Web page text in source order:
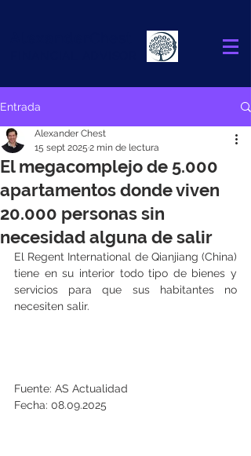
Entrada
El megacomplejo de 5.000
apartamentos donde viven
20.000 personas sin
necesidad alguna de salir
Alexander Chest
15 sept 2025 2 min de lectura
El Regent International de Qianjiang (China)
tiene en su interior todo tipo de bienes y
servicios para que sus habitantes no
necesiten salir.
Fuente: AS Actualidad
Fecha: 08.09.2025